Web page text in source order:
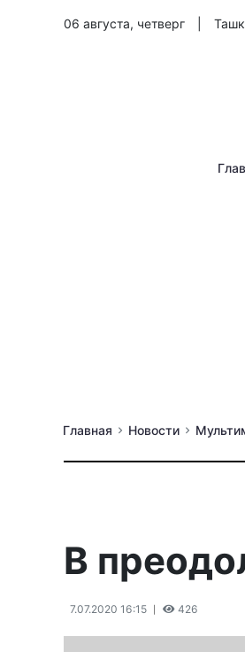
06 августа, четверг
Главная Новости
В
7.07.2020 16:15 426